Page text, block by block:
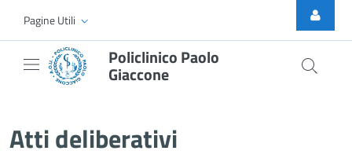
Skip to Main Content
Pagine Utili
Policlinico Paolo
Giaccone
Atti deliberativi